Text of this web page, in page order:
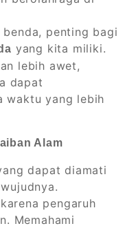
penting bagi
yang kita miliki.
lebih awet,
dapat
waktu yang lebih
Alam
dapat diamati
pengaruh
Memahami